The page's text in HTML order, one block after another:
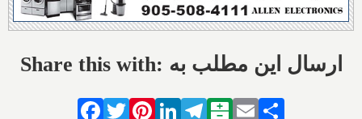
Share this with: ارسال این مطلب به
Facebook
TwitterPinterestLinkedIn
Telegram
Balatarin
Email